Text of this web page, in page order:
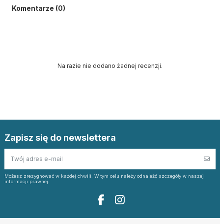
Komentarze (0)
Na razie nie dodano żadnej recenzji.
Zapisz się do newslettera
Możesz zrezygnować w każdej chwili. W tym celu należy odnaleźć szczegóły w naszej
informacji prawnej.